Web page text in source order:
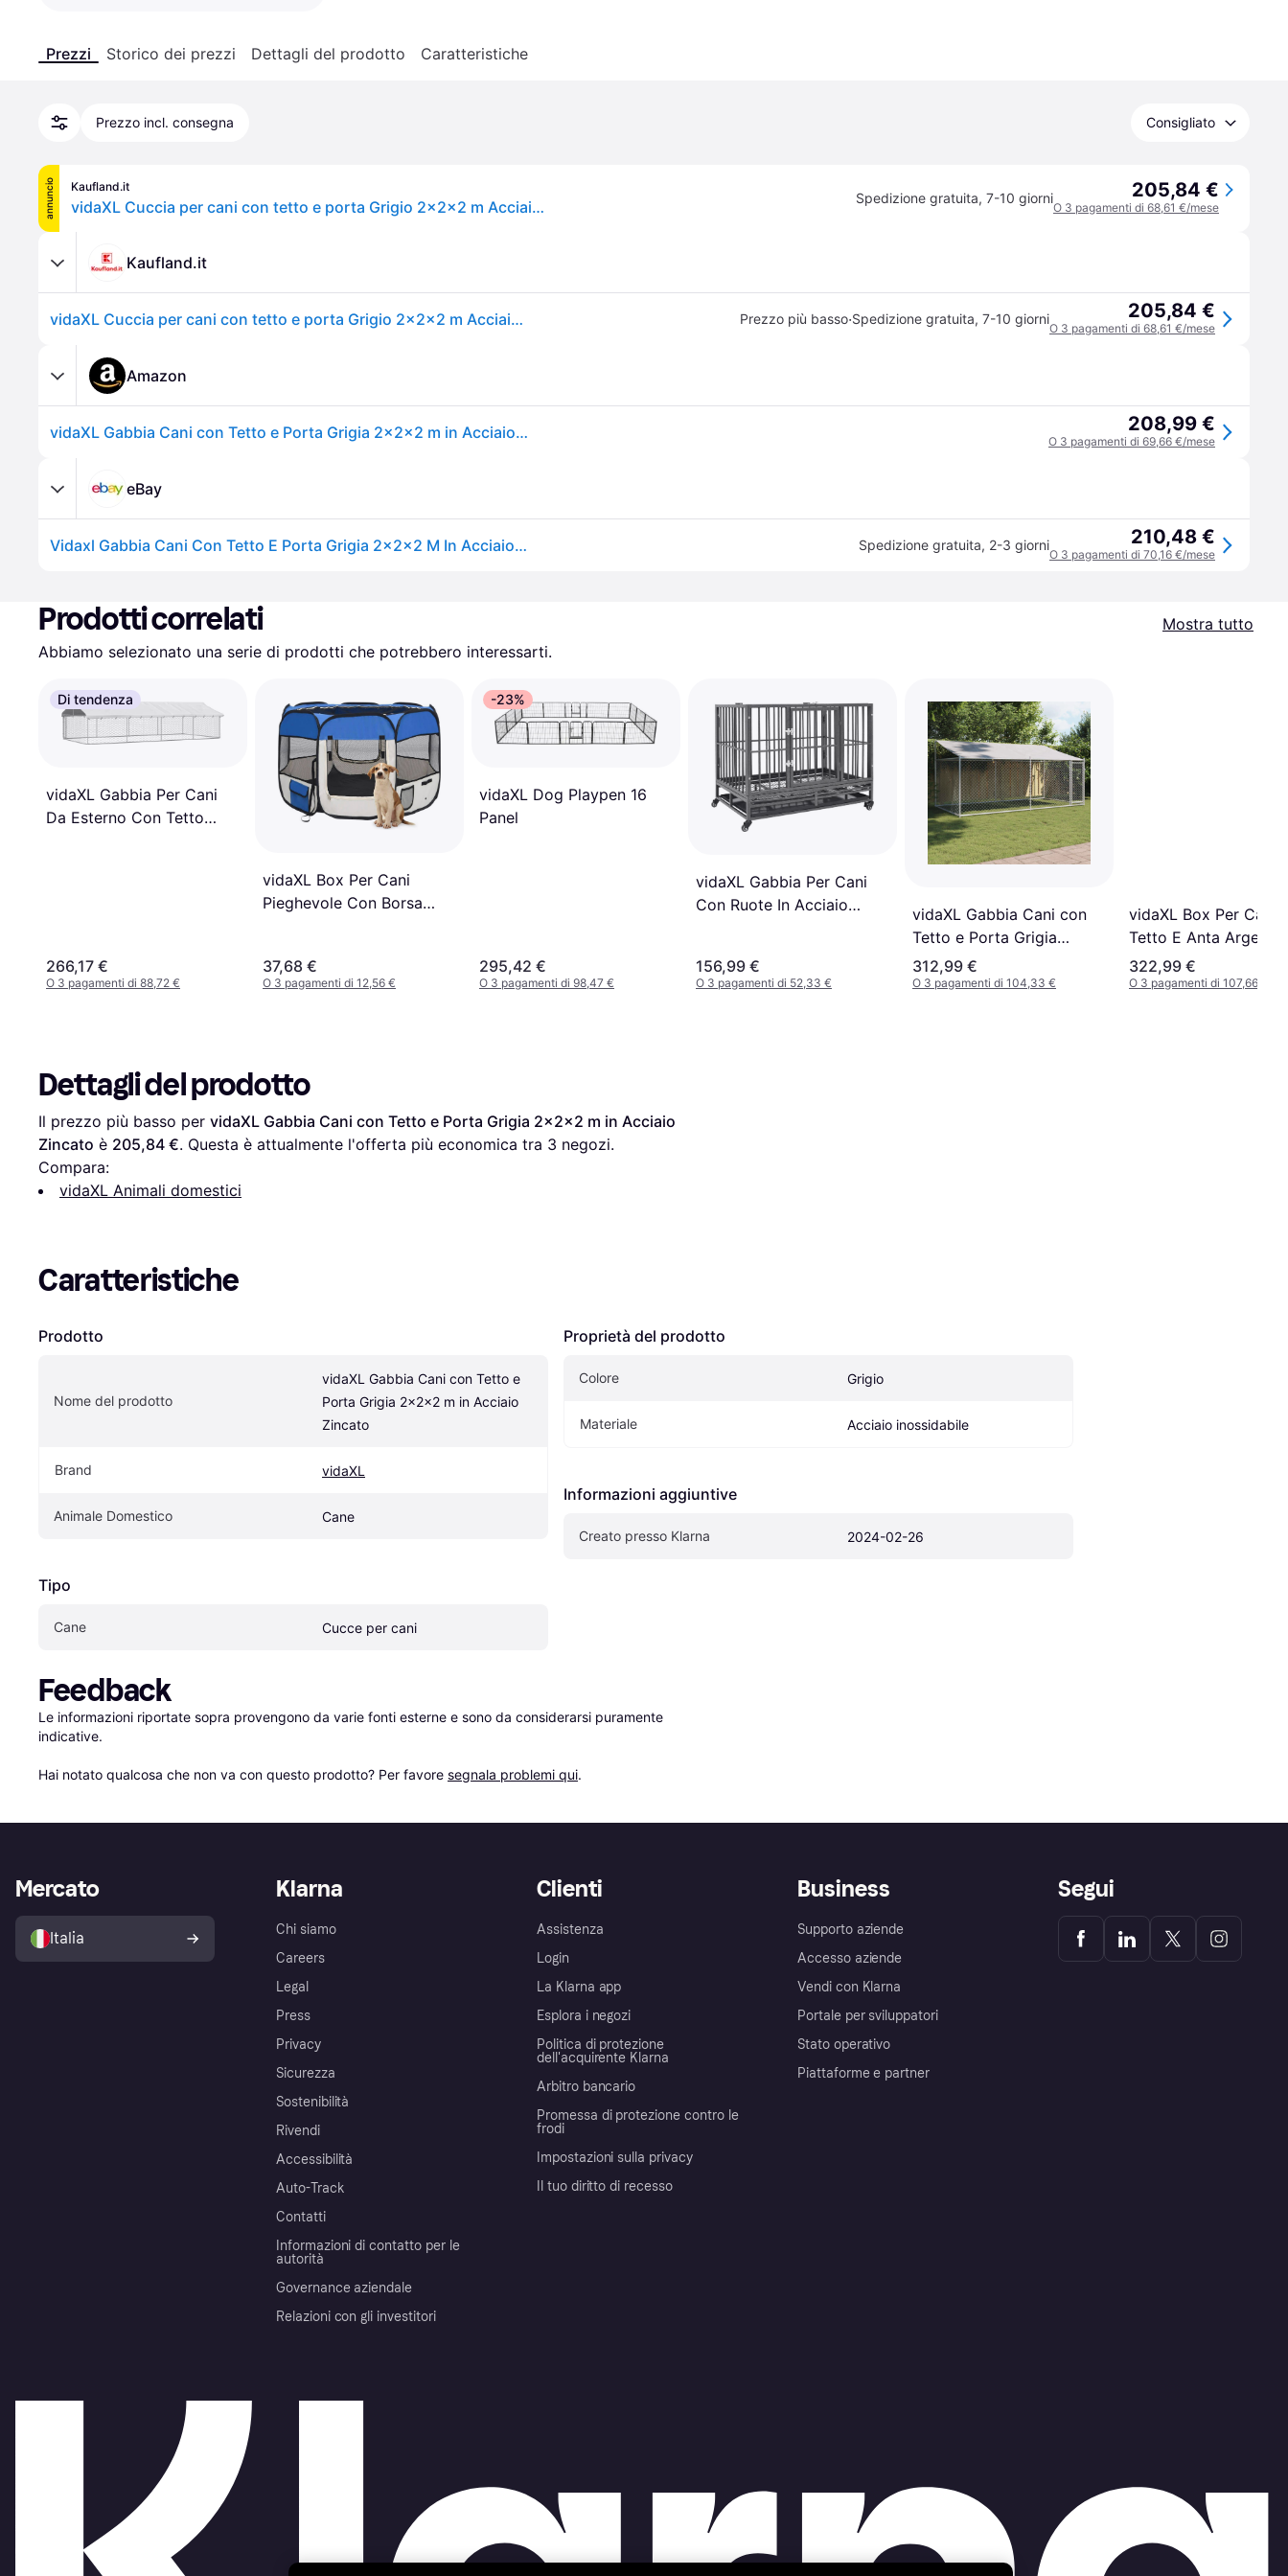
Prezzi Storico dei prezzi Dettagli del prodotto Caratteristiche
Prezzo incl. consegna Consigliato
annuncio Kaufland.it
vidaXL Cuccia per cani con tetto e porta Grigio 2x2x2 m Acciaio zincato Spedizione gratuita, 7-10 giorni 205,84 €
O 3 pagamenti di 68,61 €/mese
Kaufland.it
vidaXL Cuccia per cani con tetto e porta Grigio 2x2x2 m Acciaio zincato Prezzo più basso·Spedizione gratuita, 7-10 giorni 205,84 €
O 3 pagamenti di 68,61 €/mese
Amazon
vidaXL Gabbia Cani con Tetto e Porta Grigia 2x2x2 m in Acciaio Zincato 208,99 €
O 3 pagamenti di 69,66 €/mese
eBay
Vidaxl Gabbia Cani Con Tetto E Porta Grigia 2x2x2 M In Acciaio Zincato Spedizione gratuita, 2-3 giorni 210,48 €
O 3 pagamenti di 70,16 €/mese
Prodotti correlati
Mostra tutto
Abbiamo selezionato una serie di prodotti che potrebbero interessarti.
Di tendenza
vidaXL Gabbia Per Cani
Da Esterno Con Tetto
266,17 €
O 3 pagamenti di 88,72 €
vidaXL Box Per Cani
Pieghevole Con Borsa
37,68 €
O 3 pagamenti di 12,56 €
-23%
vidaXL Dog Playpen 16
Panel
295,42 €
O 3 pagamenti di 98,47 €
vidaXL Gabbia Per Cani
Con Ruote In Acciaio
156,99 €
O 3 pagamenti di 52,33 €
vidaXL Gabbia Cani con
Tetto e Porta Grigia
4x2x2 m in Acciaio
Zincato
312,99 €
O 3 pagamenti di 104,33 €
vidaXL Box Per Cani
Tetto E Anta Argento
Acciaio Zincato
322,99 €
O 3 pagamenti di 107,66 €
Dettagli del prodotto
Il prezzo più basso per vidaXL Gabbia Cani con Tetto e Porta Grigia 2x2x2 m in Acciaio
Zincato è 205,84 €. Questa è attualmente l'offerta più economica tra 3 negozi.
Compara:
vidaXL Animali domestici
Caratteristiche
Prodotto
Nome del prodotto
vidaXL Gabbia Cani con Tetto e
Porta Grigia 2x2x2 m in Acciaio
Zincato
Brand vidaXL
Animale Domestico Cane
Tipo
Cane Cucce per cani
Proprietà del prodotto
Colore Grigio
Materiale Acciaio inossidabile
Informazioni aggiuntive
Creato presso Klarna 2024-02-26
Feedback
Le informazioni riportate sopra provengono da varie fonti esterne e sono da considerarsi puramente
indicative.
Hai notato qualcosa che non va con questo prodotto? Per favore segnala problemi qui.
Klarna
Chi siamo
Careers
Legal
Press
Privacy
Sicurezza
Sostenibilità
Rivendi
Accessibilità
Auto-Track
Contatti
Informazioni di contatto per le
autorità
Governance aziendale
Relazioni con gli investitori
Clienti
Assistenza
Login
La Klarna app
Esplora i negozi
Politica di protezione
dell'acquirente Klarna
Arbitro bancario
Promessa di protezione contro le
frodi
Impostazioni sulla privacy
Il tuo diritto di recesso
Business
Supporto aziende
Accesso aziende
Vendi con Klarna
Portale per sviluppatori
Stato operativo
Piattaforme e partner
Mercato
Italia
Segui